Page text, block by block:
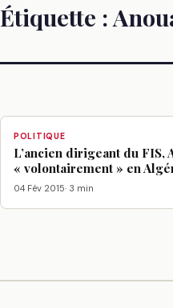
Étiquette :
POLITIQUE
L’ancien dirigeant du
« volontairement » en
04 Fév 2015· 3 min